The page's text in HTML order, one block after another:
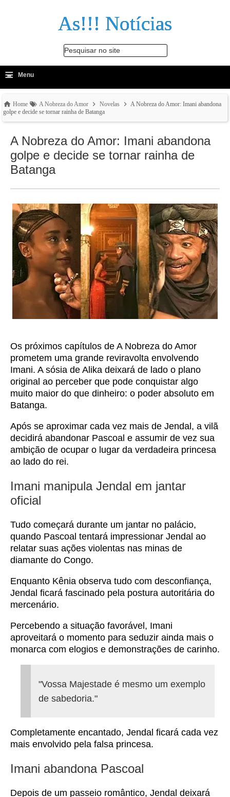
As!!! Notícias
Pesquisar no site
-
≡ Menu
Home A Nobreza do Amor Novelas
A Nobreza do Amor: Imani abandona
golpe e decide se tornar rainha de Batanga
A Nobreza do Amor: Imani abandona
golpe e decide se tornar rainha de
Batanga
Os próximos capítulos de A Nobreza do Amor
prometem uma grande reviravolta envolvendo
Imani. A sósia de Alika deixará de lado o plano
original ao perceber que pode conquistar algo
muito maior do que dinheiro: o poder absoluto em
Batanga.
Após se aproximar cada vez mais de Jendal, a vilã
decidirá abandonar Pascoal e assumir de vez sua
ambição de ocupar o lugar da verdadeira princesa
ao lado do rei.
Imani manipula Jendal em jantar
oficial
Tudo começará durante um jantar no palácio,
quando Pascoal tentará impressionar Jendal ao
relatar suas ações violentas nas minas de
diamante do Congo.
Enquanto Kênia observa tudo com desconfiança,
Jendal ficará fascinado pela postura autoritária do
mercenário.
Percebendo a situação favorável, Imani
aproveitará o momento para seduzir ainda mais o
monarca com elogios e demonstrações de carinho.
"Vossa Majestade é mesmo um exemplo
de sabedoria."
Completamente encantado, Jendal ficará cada vez
mais envolvido pela falsa princesa.
Imani abandona Pascoal
Depois de um passeio romântico, Jendal deixará